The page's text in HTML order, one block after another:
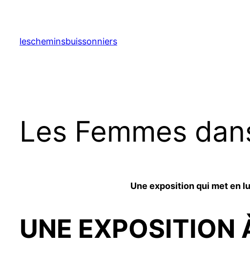
content
lescheminsbuissonniers
Les Femmes
Une exposition qui met en
UNE EXPOSITION